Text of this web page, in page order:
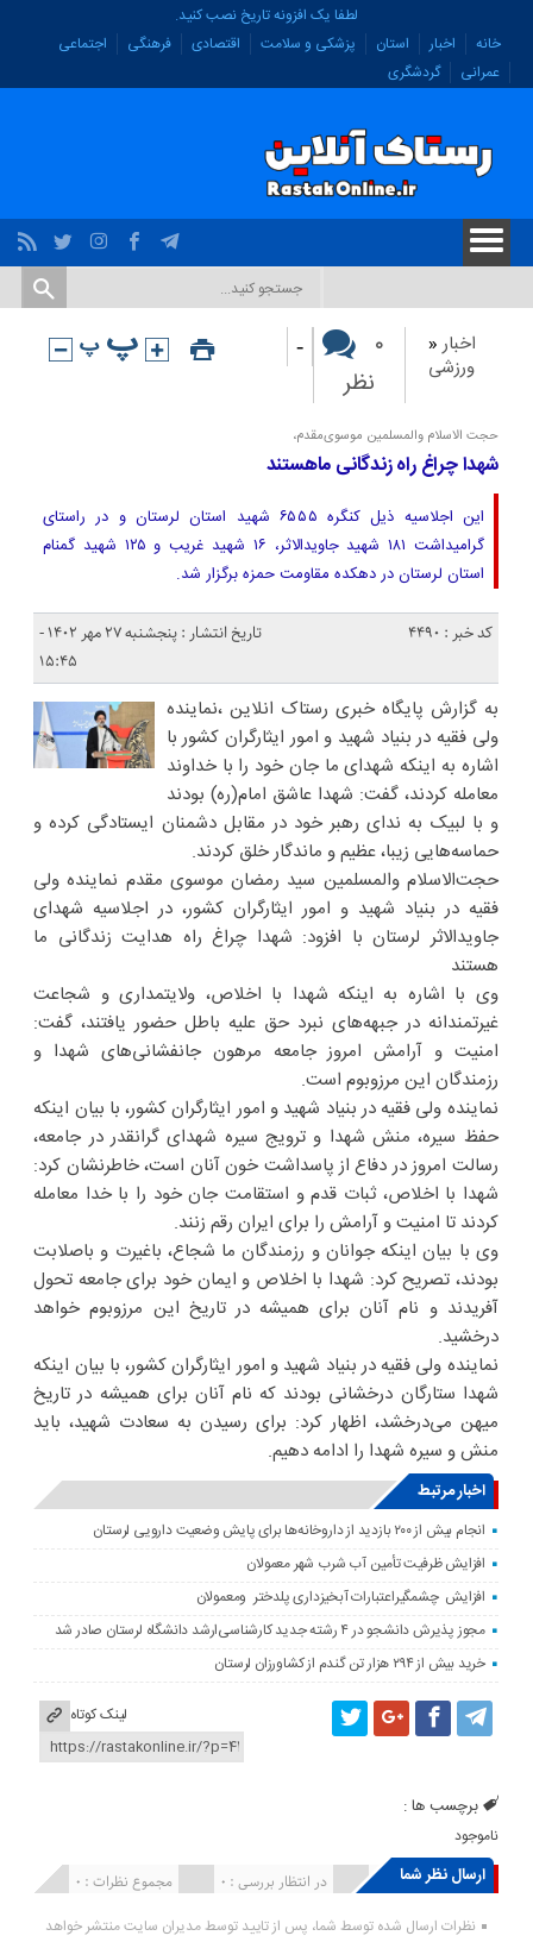
لطفا یک افزونه تاریخ نصب کنید.
خانه
اخبار استان پزشکی و سلامت اقتصادی فرهنگی
اجتماعی
عمرانی
گردشگری
اخبار«
ورزشی
۰
نظر
-
حجت الاسلام والمسلمین موسوی‌مقدم،
شهدا چراغ راه زندگانی ماهستند
این اجلاسیه ذیل کنگره ۶۵۵۵ شهید استان لرستان و در راستای
گرامیداشت ۱۸۱ شهید جاویدالاثر، ۱۶ شهید غریب و ۱۲۵ شهید گمنام
استان لرستان در دهکده مقاومت حمزه برگزار شد.
کد خبر : 4490
تاریخ انتشار : پنجشنبه ۲۷ مهر ۱۴۰۲ -
۱۵:۴۵
به گزارش پایگاه خبری رستاک انلاین ،نماینده
ولی فقیه در بنیاد شهید و امور ایثارگران کشور با
اشاره به اینکه شهدای ما جان خود را با خداوند
معامله کردند، گفت: شهدا عاشق امام‌(ره) بودند
و با لبیک به ندای رهبر خود در مقابل دشمنان ایستادگی کرده و
حماسه‌هایی زیبا، عظیم و ماندگار خلق کردند.
حجت‌الاسلام والمسلمین سید رمضان موسوی‌ مقدم نماینده ولی
فقیه در بنیاد شهید و امور ایثارگران کشور، در اجلاسیه شهدای
جاویدالاثر لرستان با افزود: شهدا چراغ راه هدایت زندگانی ما
هستند
وی با اشاره به اینکه شهدا با اخلاص، ولایتمداری و شجاعت
غیرتمندانه در جبهه‌های نبرد حق علیه باطل حضور یافتند، گفت:
امنیت و آرامش امروز جامعه مرهون جانفشانی‌های شهدا و
رزمندگان این مرزوبوم است.
نماینده ولی فقیه در بنیاد شهید و امور ایثارگران کشور، با بیان اینکه
حفظ سیره، منش شهدا و ترویج سیره شهدای گرانقدر در جامعه،
رسالت امروز در دفاع از پاسداشت خون آنان است، خاطرنشان کرد:
شهدا با اخلاص، ثبات قدم و استقامت جان خود را با خدا معامله
کردند تا امنیت و آرامش را برای ایران رقم زنند.
وی با بیان اینکه جوانان و رزمندگان ما شجاع، باغیرت و باصلابت
بودند، تصریح کرد: شهدا با اخلاص و ایمان خود برای جامعه تحول
آفریدند و نام آنان برای همیشه در تاریخ این مرزوبوم خواهد
درخشید.
نماینده ولی فقیه در بنیاد شهید و امور ایثارگران کشور، با بیان اینکه
شهدا ستارگان درخشانی بودند که نام آنان برای همیشه در تاریخ
میهن می‌درخشد، اظهار کرد: برای رسیدن به سعادت شهید، باید
منش و سیره شهدا را ادامه دهیم.
اخبار مرتبط
انجام بیش از ۲۰۰ بازدید از داروخانه‌ها برای پایش وضعیت دارویی لرستان
افزایش ظرفیت تأمین آب شرب شهر معمولان
افزایش چشمگیراعتبارات آبخیزداری پلدختر ومعمولان
مجوز پذیرش دانشجو در ۴ رشته جدید کارشناسی‌ارشد دانشگاه لرستان صادر شد
خرید بیش از ۲۹۴ هزار تن گندم از کشاورزان لرستان
لینک کوتاه
برچسب ها :
ناموجود
ارسال نظر شما مجموع نظرات : 0 در انتظار بررسی : 0 انتشار یافته : ۰
نظرات ارسال شده توسط شما، پس از تایید توسط مدیران سایت منتشر خواهد